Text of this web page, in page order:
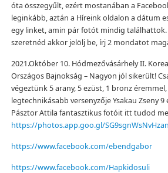
óta összegyűlt, ezért mostanában a
leginkább, aztán a Híreink oldalon a dátum
egy linket, amin pár fotót mindig találhattok.
szeretnéd akkor jelölj be, írj 2 mondatot
2021.Október 10. Hódmezővásárhely II.
Országos Bajnokság – Nagyon jól sikerült!
végeztünk 5 arany, 5 ezüst, 1 bronz
legtechnikásabb versenyzője Ysakau Zseny
Pásztor Attila fantasztikus fotóit itt tudod
https://photos.app.goo.gl/
https://www.facebook.com/ebendgabor
https://www.facebook.com/Hapkidosuli